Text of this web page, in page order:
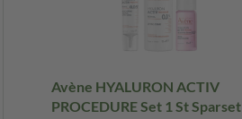
Avène HYALURON ACTIV
PROCEDURE Set 1 St Sparset